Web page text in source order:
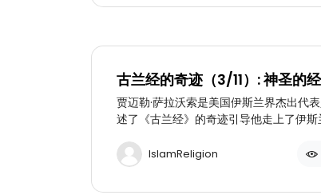
古兰经的奇迹（3/11）: 神圣的
真主的默示
贾迈勒·萨拉沃索是美国伊斯兰界杰出代
述了《古兰经》的奇迹引导他走上了伊
源于真主，而是来自真主的直接启示。
IslamReligion